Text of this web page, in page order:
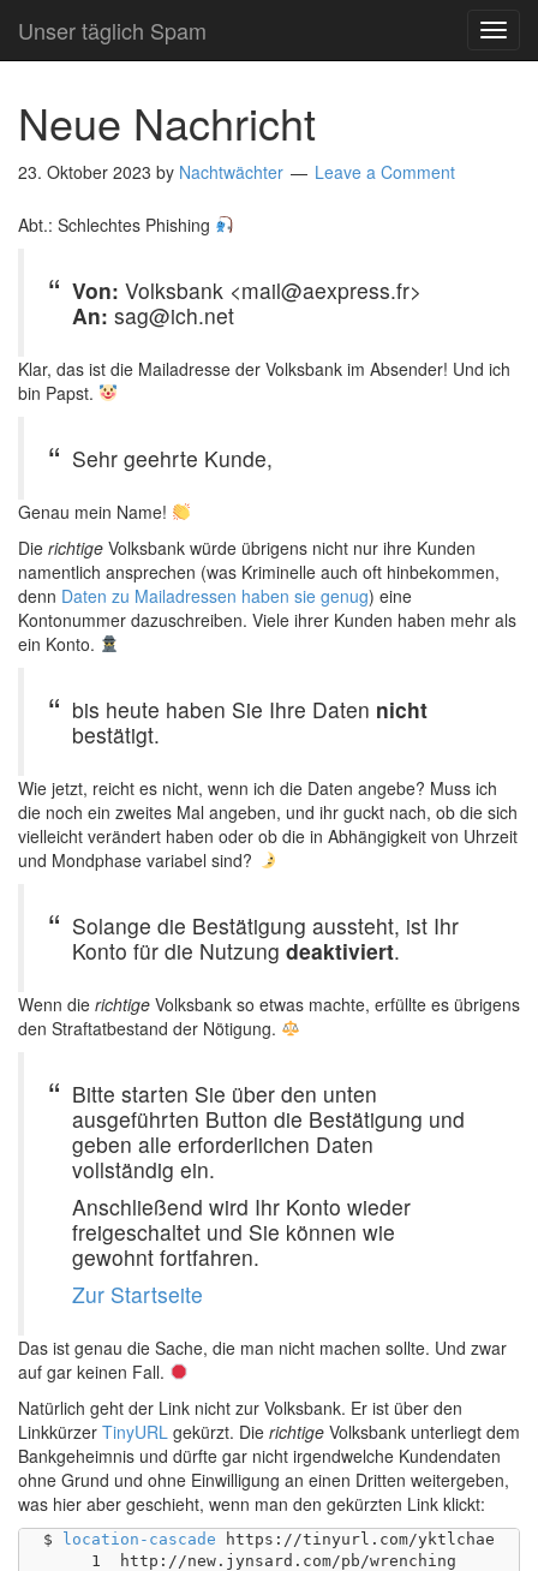
Unser täglich Spam
Neue Nachricht
23. Oktober 2023 by Nachtwächter Leave a Comment
Abt.: Schlechtes Phishing
Von: Volksbank <mail@aexpress.fr>
An: sag@ich.net
Klar, das ist die Mailadresse der Volksbank im Absender! Und ich
bin Papst.
Sehr geehrte Kunde,
Genau mein Name!
Die richtige Volksbank würde übrigens nicht nur ihre Kunden
namentlich ansprechen (was Kriminelle auch oft hinbekommen,
denn Daten zu Mailadressen haben sie genug) eine
Kontonummer dazuschreiben. Viele ihrer Kunden haben mehr als
ein Konto.
bis heute haben Sie Ihre Daten nicht
bestätigt.
Wie jetzt, reicht es nicht, wenn ich die Daten angebe? Muss ich
die noch ein zweites Mal angeben, und ihr guckt nach, ob die sich
vielleicht verändert haben oder ob die in Abhängigkeit von Uhrzeit
und Mondphase variabel sind?
Solange die Bestätigung aussteht, ist Ihr
Konto für die Nutzung deaktiviert.
Wenn die richtige Volksbank so etwas machte, erfüllte es übrigens
den Straftatbestand der Nötigung.
Bitte starten Sie über den unten
ausgeführten Button die Bestätigung und
geben alle erforderlichen Daten
vollständig ein.
Anschließend wird Ihr Konto wieder
freigeschaltet und Sie können wie
gewohnt fortfahren.
Zur Startseite
Das ist genau die Sache, die man nicht machen sollte. Und zwar
auf gar keinen Fall.
Natürlich geht der Link nicht zur Volksbank. Er ist über den
Linkkürzer TinyURL gekürzt. Die richtige Volksbank unterliegt dem
Bankgeheimnis und dürfte gar nicht irgendwelche Kundendaten
ohne Grund und ohne Einwilligung an einen Dritten weitergeben,
was hier aber geschieht, wenn man den gekürzten Link klickt:
$ location-cascade https://tinyurl.com/yktlchae
     1	http://new.jynsard.com/pb/wrenching